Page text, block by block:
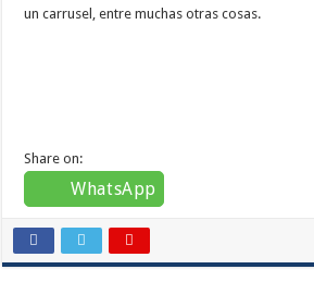
un carrusel, entre muchas otras cosas.
Share on:
WhatsApp